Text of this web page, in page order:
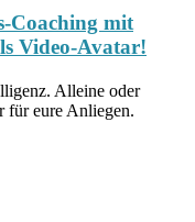
Coaching mit
Video-Avatar!
Alleine oder
für eure Anliegen.